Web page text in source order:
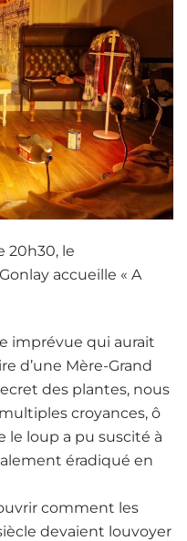
20h30, le
accueille « A
imprévue qui aurait
d’une Mère-Grand
des plantes, nous
croyances, ô
le loup a pu suscité à
éradiqué en
comment les
devaient louvoyer